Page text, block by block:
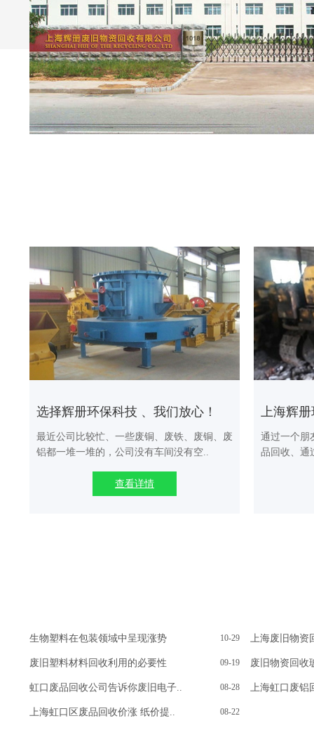
选择辉册环保科技 、我们放心！
最近公司比较忙、一些废铜、废铁、废铜、废
铝都一堆一堆的，公司没有车间没有空..
查看详情
上海辉
通过一个朋
品回收、通
10-29
生物塑料在包装领域中呈现涨势 上海废旧物资
09-19
废旧塑料材料回收利用的必要性 废旧物资回收
08-28
虹口废品回收公司告诉你废旧电子.. 上海虹口废铝
08-22
上海虹口区废品回收价涨 纸价提..